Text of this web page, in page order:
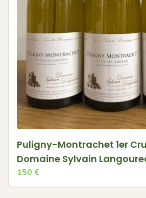
Puligny-Montrachet 1er
Domaine Sylvain
150 €